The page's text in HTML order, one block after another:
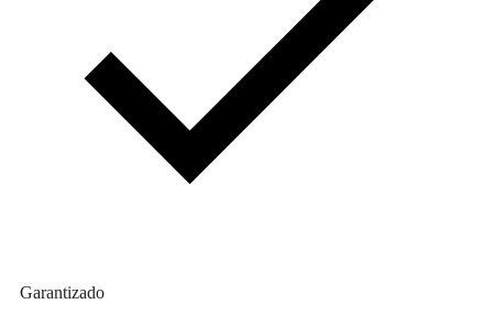
Garantizado